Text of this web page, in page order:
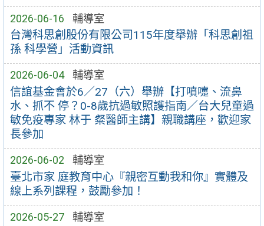
2026-06-16 輔導室
台灣科思創股份有限公司115年度舉辦「科思創祖
孫 科學營」活動資訊
2026-06-04 輔導室
信誼基金會於6／27（六）舉辦【打噴嚏、流鼻
水、抓不 停？0-8歲抗過敏照護指南／台大兒童過
敏免疫專家 林于 粲醫師主講】親職講座，歡迎家
長參加
2026-06-02 輔導室
臺北市家 庭教育中心『親密互動我和你』實體及
線上系列課程，鼓勵參加！
2026-05-27 輔導室